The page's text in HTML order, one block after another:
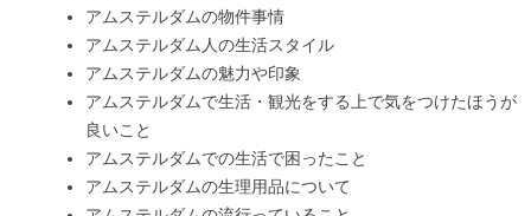
アムステルダムの物件事情
アムステルダム人の生活スタイル
アムステルダムの魅力や印象
アムステルダムで生活・観光をする上で気をつけたほうが
良いこと
アムステルダムでの生活で困ったこと
アムステルダムの生理用品について